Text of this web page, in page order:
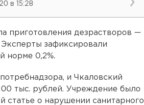
в 15:28
приготовления дезрастворов —
зафиксировали
норме 0,2%.
и Чкаловский
тыс. рублей. Учреждение было
статье о нарушении санитарного